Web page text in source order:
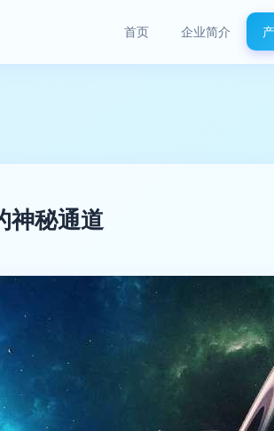
首页 企业简介
神秘通道